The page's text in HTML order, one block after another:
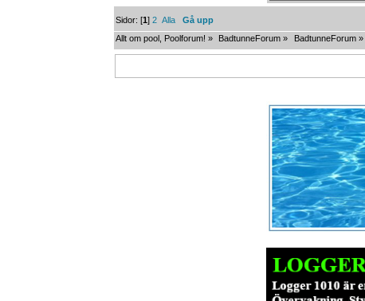
Sidor: [1]2 Alla
Gå upp
Allt om pool, Poolforum! » BadtunneForum » BadtunneForum»